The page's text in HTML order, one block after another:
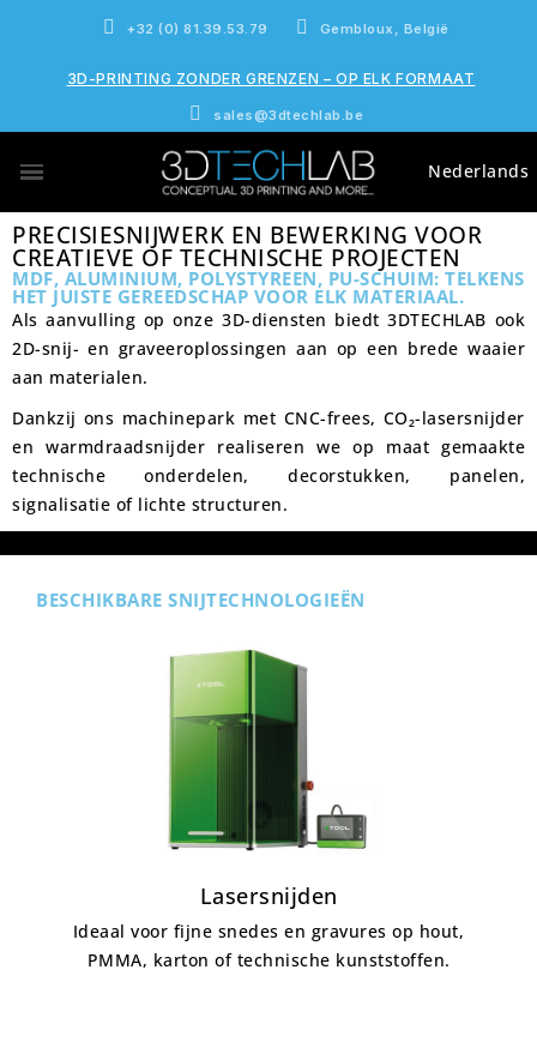
+32 (0) 81.39.53.79 Gembloux, België
3D-PRINTING ZONDER GRENZEN – OP ELK FORMAAT
sales@3dtechlab.be
Nederlands
PRECISIE­S­NIJWERK EN BEWERKING VOOR
CREATIEVE OF TECHNISCHE PROJECTEN
MDF, ALUMINIUM, POLYSTYREEN, PU-SCHUIM: TELKENS
HET JUISTE GEREEDSCHAP VOOR ELK MATERIAAL.
Als aanvulling op onze 3D-diensten biedt3DTECHLAB ook
2D-snij- en graveeroplossingen aan op een brede waaier
aan materialen.
Dankzij ons machinepark met CNC-frees, CO₂-lasersnijder
en warmdraadsnijder realiseren we op maat gemaakte
technische onderdelen, decorstukken, panelen,
signalisatie of lichte structuren.
BESCHIKBARE SNIJTECHNOLOGIEËN
Lasersnijden
Ideaal voor fijne snedes en gravures op hout,
PMMA, karton of technische kunststoffen.